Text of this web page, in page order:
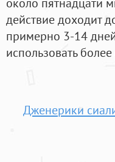
действие доходит
примерно 3-14
использовать
Дженерики